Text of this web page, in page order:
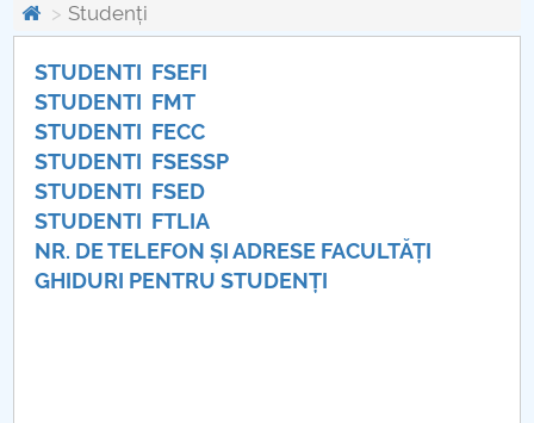
Despre Universitate
Centrul de Management al Proiectelor
Consiliul de Administratie
Nr. de telefon si adrese Facultăți
Studenți
STUDENTI FSEFI
STUDENTI FMT
STUDENTI FECC
STUDENTI FSESSP
STUDENTI FSED
STUDENTI FTLIA
NR. DE TELEFON ȘI ADRESE FACULTĂȚI
GHIDURI PENTRU STUDENȚI